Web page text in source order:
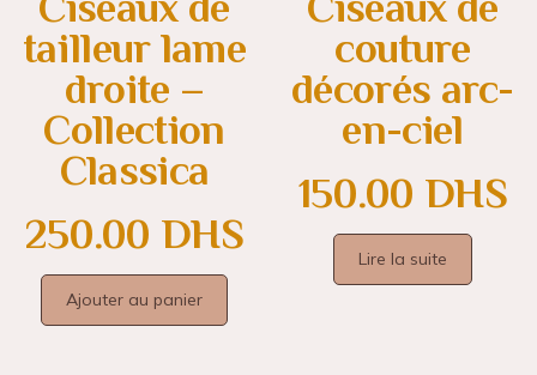
tailleur lame
droite –
Collection
Classica
250.00 DHS
Ajouter au panier
couture
décorés arc-
en-ciel
150.00 DHS
Lire la suite